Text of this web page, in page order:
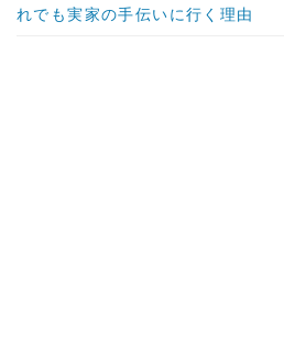
れでも実家の手伝いに行く理由